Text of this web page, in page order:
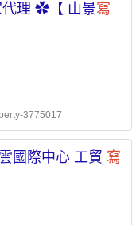
理 ✿【 山景寫
3775017
國際中心 工貿 寫